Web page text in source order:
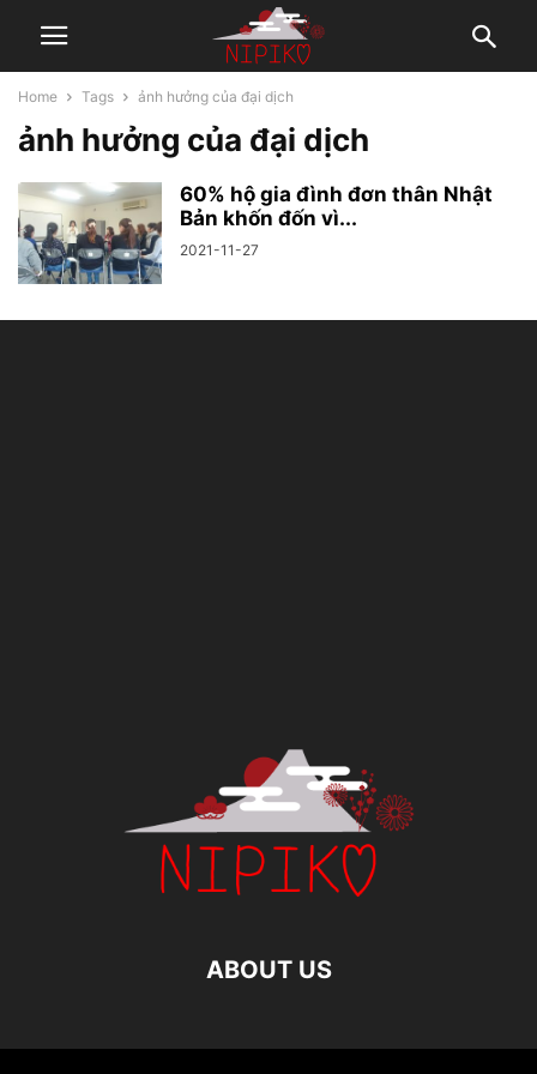
Home Tags ảnh hưởng của đại dịch
ảnh hưởng của đại dịch
60% hộ gia đình đơn thân Nhật
Bản khốn đốn vì...
2021-11-27
ABOUT US